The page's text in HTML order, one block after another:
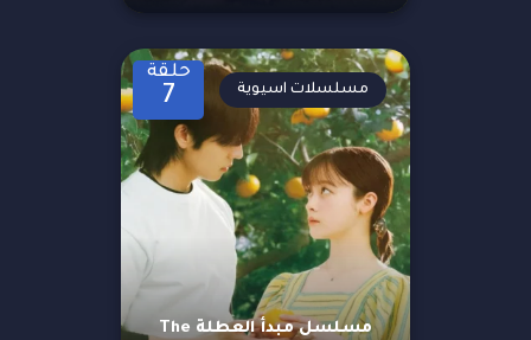
حلقة
7
مسلسل مبدأ العطلة The
مسلسلات اسيوية